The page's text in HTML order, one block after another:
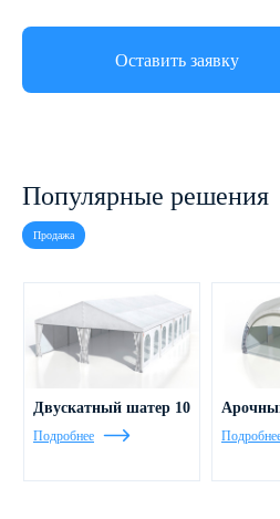
Оставить заявку
Популярные решения
Продажа
Двускатный шатер 10
Подробнее